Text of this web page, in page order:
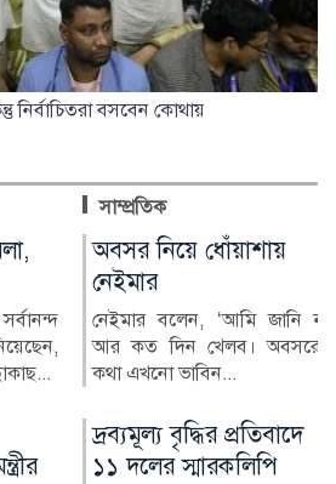
নির্বাচিতরা বসবেন কোথায়
সাম্প্রতিক
না
কিয়েভে রাশিয়ার ক্ষেপণাস্ত্র
ও ড্রোন হামলায় নিহত ১৭
ইউক্রেনের রাজধানী কিয়েভে
রাশিয়ার ব্যাপক ক্ষেপণাস্ত...
২৪ ঘণ্টায় হামে আক্রান্ত
৮১৮, মৃত্যু ৬